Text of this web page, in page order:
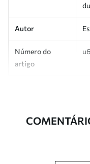
Autor
Número do
artigo
Adicionalmente